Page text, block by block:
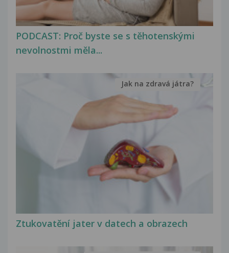
PODCAST: Proč byste se s těhotenskými
nevolnostmi měla...
Ztukovatění jater v datech a obrazech
Jak na zdravá játra?